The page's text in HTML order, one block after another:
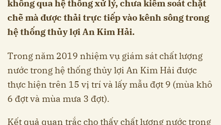
không qua hệ thống xử lý, chưa kiểm soát chặt
chẽ mà được thải trực tiếp vào kênh sông trong
hệ thống thủy lợi An Kim Hải.
Trong năm 2019 nhiệm vụ giám sát chất lượng
nước trong hệ thống thủy lợi An Kim Hải được
thực hiện trên 15 vị trí và lấy mẫu đợt 9 (mùa khô
6 đợt và mùa mưa 3 đợt).
Kết quả quan trắc cho thấy chất lượng nước trong